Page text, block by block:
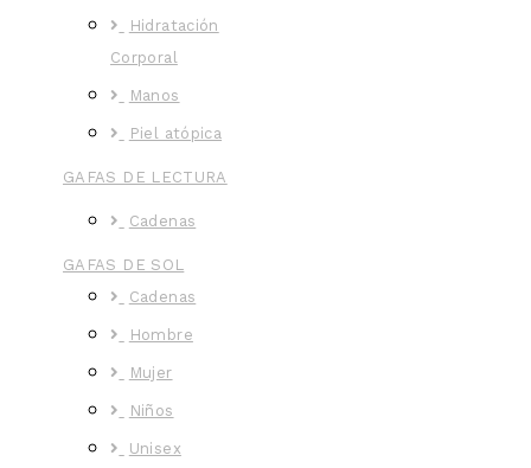
Hidratación
Corporal
Manos
Piel atópica
GAFAS DE LECTURA
Cadenas
GAFAS DE SOL
Cadenas
Hombre
Mujer
Niños
Unisex